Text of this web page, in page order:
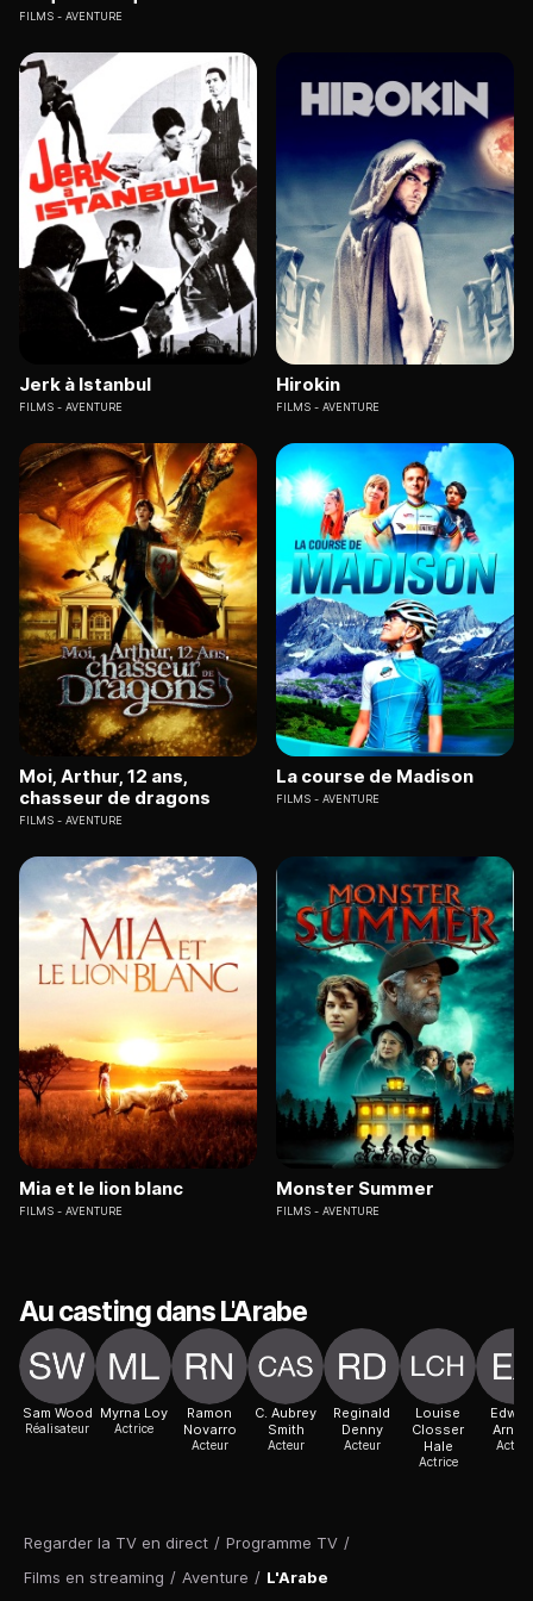
Regarder la TV en direct / Programme TV /
Films en streaming / Aventure / L'Arabe
FILMS AVENTURE
Jerk à Istanbul
FILMS AVENTURE
Hirokin
FILMS AVENTURE
Moi, Arthur, 12 ans,
chasseur de dragons
FILMS AVENTURE
La course de Madison
FILMS AVENTURE
Mia et le lion blanc
FILMS AVENTURE
Monster Summer
FILMS AVENTURE
Au casting dans L'Arabe
Sam Wood
Réalisateur
Myrna Loy
Actrice
Ramon
Novarro
Acteur
C. Aubrey
Smith
Acteur
Reginald
Denny
Acteur
Louise
Closser
Hale
Actrice
Acteur